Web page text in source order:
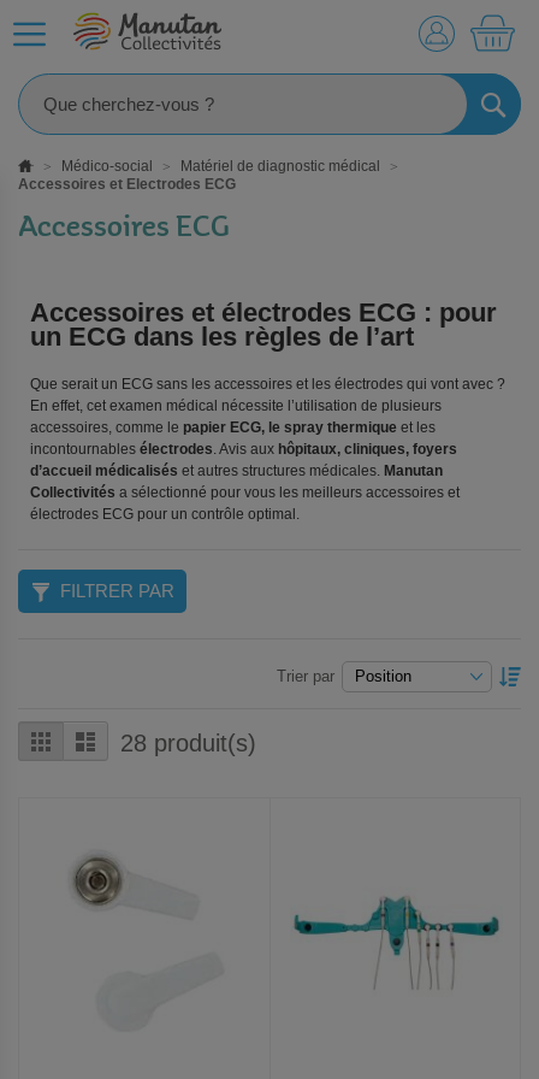
Médico-social
Matériel de diagnostic médical
Accessoires et Electrodes ECG
Accessoires ECG
Accessoires et électrodes ECG : pour
un ECG dans les règles de l’art
Que serait un ECG sans les accessoires et les électrodes qui vont avec ?
En effet, cet examen médical nécessite l’utilisation de plusieurs
accessoires, comme le papier ECG, le spray thermique et les
incontournables électrodes. Avis aux hôpitaux, cliniques, foyers
d’accueil médicalisés et autres structures médicales. Manutan
Collectivités a sélectionné pour vous les meilleurs accessoires et
électrodes ECG pour un contrôle optimal.
Grille Liste28 produit(s)
Trier par
FILTRER PAR